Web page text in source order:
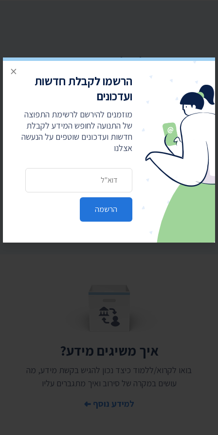
הרשמו לקבלת חדשות
ועדכונים
מוזמנים להירשם לרשימת התפוצה
של התנועה לחופש המידע לקבלת
חדשות ועדכונים שוטפים על הנעשה
אצלנו
הרשמה
×
הרשמו לקבלת חדשות ועדכונים
מוזמנים להירשם לרשימת התפוצה של התנועה
לחופש המידע לקבלת חדשות ועדכונים שוטפים על
הנעשה אצלנו
כתובת דואר אלקטרוני
הרשמה
איך משיגים מידע?
בואו לקרוא/ללמוד כיצד נכון להגיש בקשת מידע, מה
עושים במקרה של סירוב ואיך מתגברים עליו
למידע נוסף